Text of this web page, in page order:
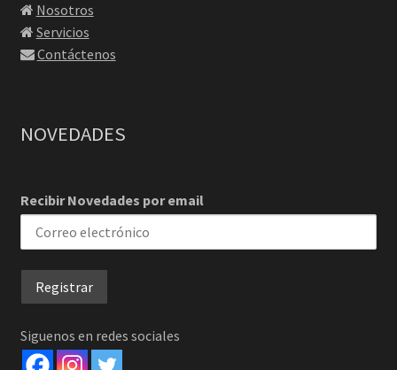
Nosotros
Servicios
Contáctenos
NOVEDADES
Recibir Novedades por email
Siguenos en redes sociales